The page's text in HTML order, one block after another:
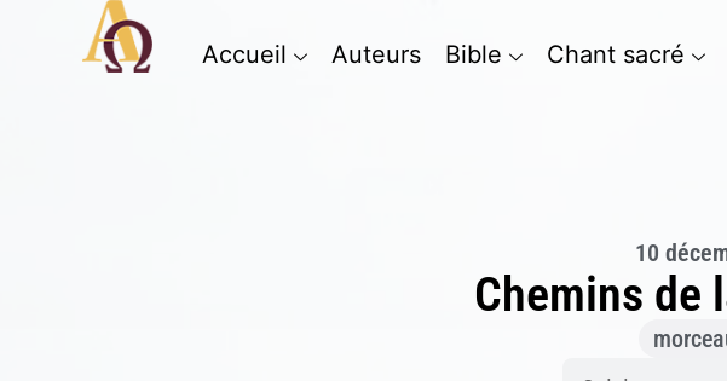
Accueil Auteurs Bible Chant sacré
10
Chemins de